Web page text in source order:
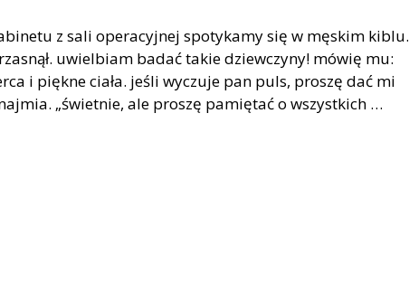
z sali operacyjnej spotykamy się w męskim kiblu.
uwielbiam badać takie dziewczyny! mówię mu:
i piękne ciała. jeśli wyczuje pan puls, proszę dać mi
„świetnie, ale proszę pamiętać o wszystkich …